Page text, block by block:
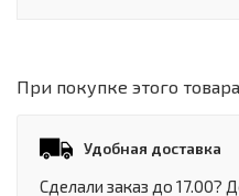
При покупке этого
Удобная доставка
Сделали заказ до 17.00?